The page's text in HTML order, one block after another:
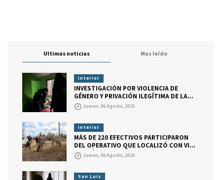
Ultimas noticias Mas leído
Interior
INVESTIGACIÓN POR VIOLENCIA DE
GÉNERO Y PRIVACIÓN ILEGÍTIMA DE LA
LIBERTAD
Jueves, 06 Agosto, 2026
Interior
MÁS DE 220 EFECTIVOS PARTICIPARON
DEL OPERATIVO QUE LOCALIZÓ CON VIDA
A DARÍO BAUTISTA CUELLO
Jueves, 06 Agosto, 2026
San Luis